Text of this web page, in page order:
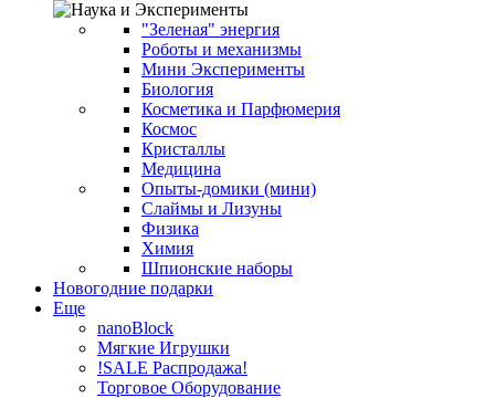
"Зеленая" энергия
Роботы и механизмы
Мини Эксперименты
Биология
Косметика и Парфюмерия
Космос
Кристаллы
Медицина
Опыты-домики (мини)
Слаймы и Лизуны
Физика
Химия
Шпионские наборы
Новогодние подарки
Еще
nanoBlock
Мягкие Игрушки
!SALE Распродажа!
Торговое Оборудование